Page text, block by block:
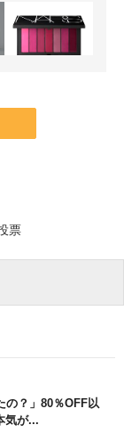
票
の？」80％OFF以
気が...